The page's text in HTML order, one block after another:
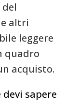
altri
leggere
quadro
acquisto.
devi sapere